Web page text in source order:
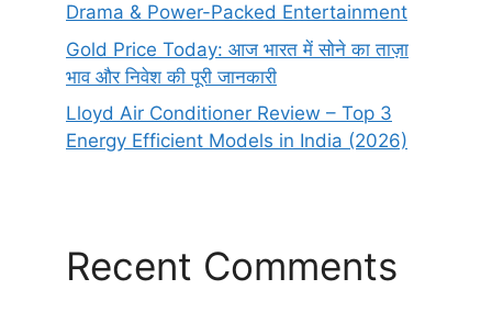
Drama & Power-Packed Entertainment
Gold Price Today: आज भारत में सोने का ताज़ा
भाव और निवेश की पूरी जानकारी
Lloyd Air Conditioner Review – Top 3
Energy Efficient Models in India (2026)
Recent Comments